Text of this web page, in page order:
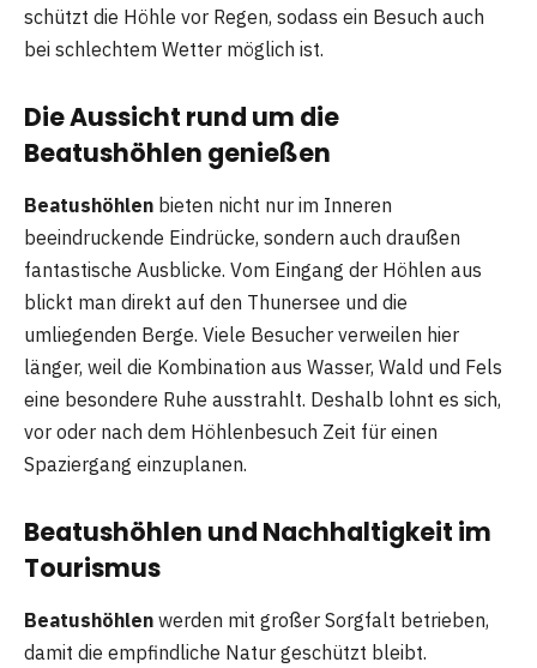
schützt die Höhle vor Regen, sodass ein Besuch auch
bei schlechtem Wetter möglich ist.
Die Aussicht rund um die
Beatushöhlen genießen
Beatushöhlen bieten nicht nur im Inneren
beeindruckende Eindrücke, sondern auch draußen
fantastische Ausblicke. Vom Eingang der Höhlen aus
blickt man direkt auf den Thunersee und die
umliegenden Berge. Viele Besucher verweilen hier
länger, weil die Kombination aus Wasser, Wald und Fels
eine besondere Ruhe ausstrahlt. Deshalb lohnt es sich,
vor oder nach dem Höhlenbesuch Zeit für einen
Spaziergang einzuplanen.
Beatushöhlen und Nachhaltigkeit im
Tourismus
Beatushöhlen werden mit großer Sorgfalt betrieben,
damit die empfindliche Natur geschützt bleibt.